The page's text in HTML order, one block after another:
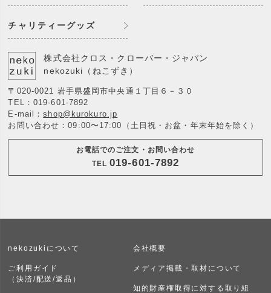
チャリティーグッズ
株式会社クロス・クローバー・ジャパン
nekozuki（ねこずき）
〒020-0021 岩手県盛岡市中央通１丁目６－３０
TEL： 019-601-7892
E-mail：shop@kurokuro.jp
お問い合わせ：09:00〜17:00（土日祝・お盆・年末年始を除く）
お電話でのご注文・お問い合わせ
TEL 019-601-7892
nekozukiについて
ご利用ガイド
（決済/配送/返品）
会社概要
メディア掲載・取材について
知的財産権取得に対する取り組